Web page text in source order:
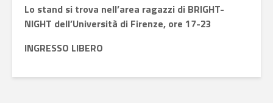
Lo stand si trova nell’area ragazzi di BRIGHT-
NIGHT dell’Università di Firenze, ore 17-23
INGRESSO LIBERO